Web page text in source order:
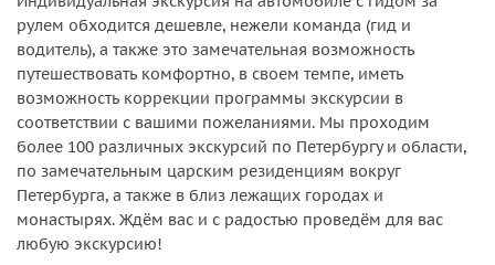
рулем обходится дешевле, нежели команда (гид и
водитель), а также это замечательная возможность
путешествовать комфортно, в своем темпе, иметь
возможность коррекции программы экскурсии в
соответствии с вашими пожеланиями. Мы проходим
более 100 различных экскурсий по Петербургу и области,
по замечательным царским резиденциям вокруг
Петербурга, а также в близ лежащих городах и
монастырях. Ждём вас и с радостью проведём для вас
любую экскурсию!